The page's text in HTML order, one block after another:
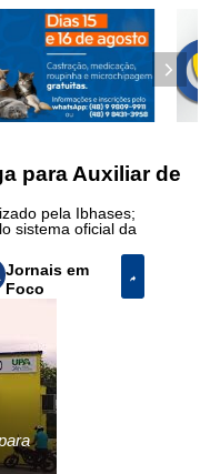
para Auxiliar de
pela Ibhases;
sistema oficial da
Jornais em
Foco